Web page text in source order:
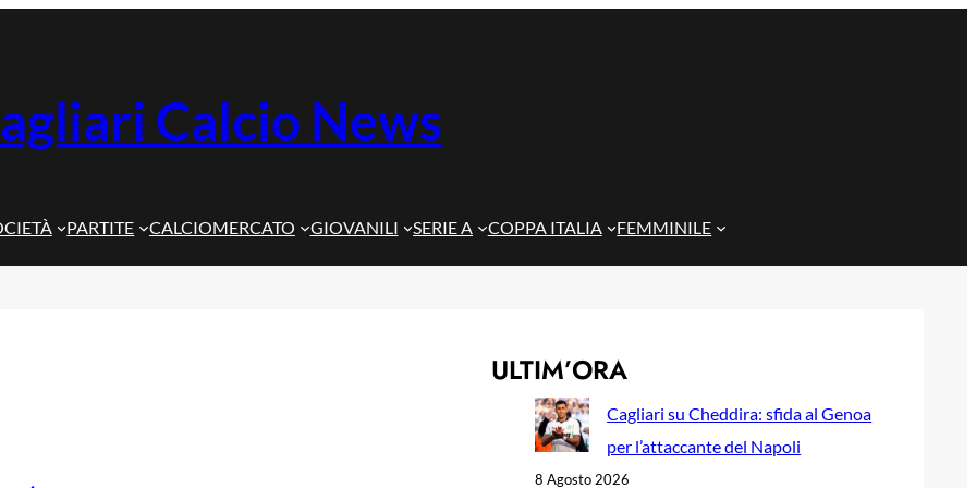
Calcio News
PARTITE CALCIOMERCATO GIOVANILI SERIE A COPPA ITALIA FEMMINILE
ULTIM’ORA
Cagliari su Cheddira: sfida al Genoa
per l’attaccante del Napoli
8 Agosto 2026